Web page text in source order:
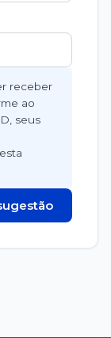
receber
ao
seus